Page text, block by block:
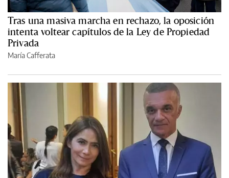
Tras una masiva marcha en rechazo, la oposición
intenta voltear capítulos de la Ley de Propiedad
Privada
María Cafferata